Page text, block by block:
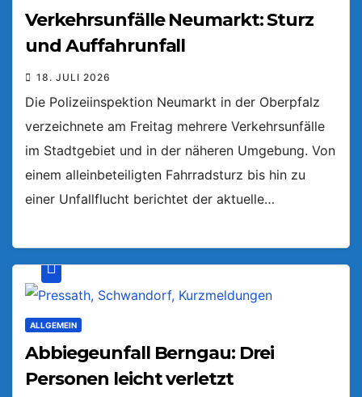
Verkehrsunfälle Neumarkt: Sturz
und Auffahrunfall
18. JULI 2026
Die Polizeiinspektion Neumarkt in der Oberpfalz
verzeichnete am Freitag mehrere Verkehrsunfälle
im Stadtgebiet und in der näheren Umgebung. Von
einem alleinbeteiligten Fahrradsturz bis hin zu
einer Unfallflucht berichtet der aktuelle…
ALLGEMEIN
Abbiegeunfall Berngau: Drei
Personen leicht verletzt